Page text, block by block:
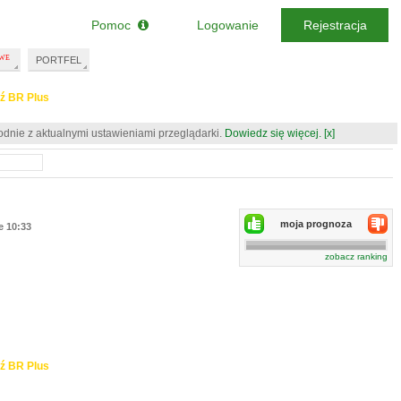
BR Plus
z aktualnymi ustawieniami przeglądarki. Dowiedz się więcej. [x]
10:33 moja prognoza
zobacz ranking
BR Plus
PORTFEL
Pomoc Logowanie Rejestracja